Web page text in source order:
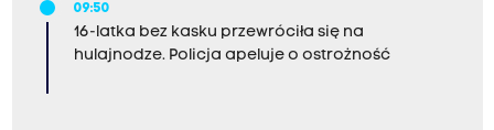
09:50
16-latka bez kasku przewróciła się na
hulajnodze. Policja apeluje o ostrożność